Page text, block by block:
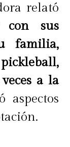
relató
con sus
familia,
a la
aspectos